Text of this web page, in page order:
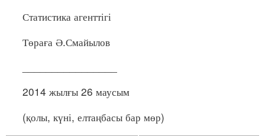
Статистика агенттігі
Төраға Ә.Смайылов
2014 жылғы 26 маусым
(қолы, күні, елтаңбасы бар мөр)